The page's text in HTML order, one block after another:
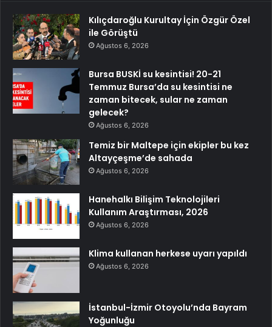
Kılıçdaroğlu Kurultay İçin Özgür Özel
ile Görüştü
Ağustos 6, 2026
Bursa BUSKİ su kesintisi! 20-21
Temmuz Bursa’da su kesintisi ne
zaman bitecek, sular ne zaman
gelecek?
Ağustos 6, 2026
Temiz bir Maltepe için ekipler bu kez
Altayçeşme’de sahada
Ağustos 6, 2026
Hanehalkı Bilişim Teknolojileri
Kullanım Araştırması, 2026
Ağustos 6, 2026
Klima kullanan herkese uyarı yapıldı
Ağustos 6, 2026
İstanbul-İzmir Otoyolu’nda Bayram
Yoğunluğu